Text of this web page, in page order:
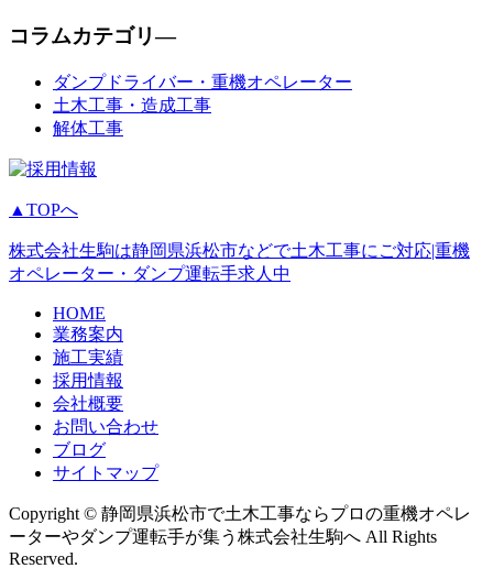
コラムカテゴリ―
ダンプドライバー・重機オペレーター
土木工事・造成工事
解体工事
▲TOPへ
株式会社生駒は静岡県浜松市などで土木工事にご対応|重機
オペレーター・ダンプ運転手求人中
HOME
業務案内
施工実績
採用情報
会社概要
お問い合わせ
ブログ
サイトマップ
Copyright © 静岡県浜松市で土木工事ならプロの重機オペレ
ーターやダンプ運転手が集う株式会社生駒へ All Rights
Reserved.